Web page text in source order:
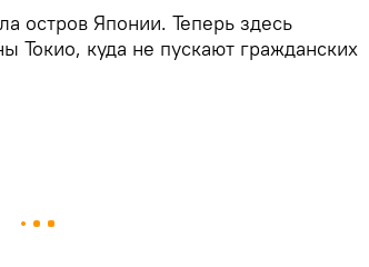
остров Японии. Теперь здесь
Токио, куда не пускают гражданских